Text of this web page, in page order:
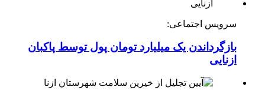
سرویس اجتماعی:
بازگرداندن یک میلیارد تومان پول توسط پاکبان
ازنایی